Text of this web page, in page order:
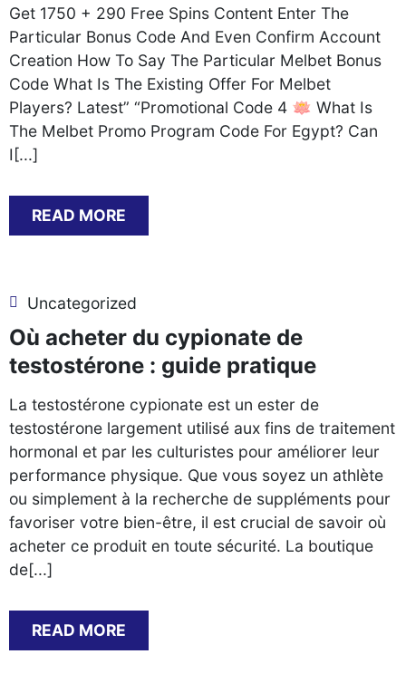
Get 1750 + 290 Free Spins Content Enter The
Particular Bonus Code And Even Confirm Account
Creation How To Say The Particular Melbet Bonus
Code What Is The Existing Offer For Melbet
Players? Latest” “Promotional Code 4 🪷 What Is
The Melbet Promo Program Code For Egypt? Can
I[...]
READ MORE
Uncategorized
Où acheter du cypionate de
testostérone : guide pratique
La testostérone cypionate est un ester de
testostérone largement utilisé aux fins de traitement
hormonal et par les culturistes pour améliorer leur
performance physique. Que vous soyez un athlète
ou simplement à la recherche de suppléments pour
favoriser votre bien-être, il est crucial de savoir où
acheter ce produit en toute sécurité. La boutique
de[...]
READ MORE